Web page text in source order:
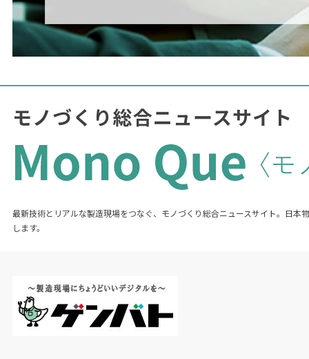
最新技術とリアルな製造現場をつなぐ、モノづくり総合ニュースサイト。日本
します。